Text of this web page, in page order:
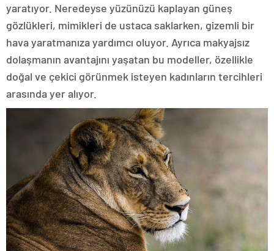
yaratıyor. Neredeyse yüzünüzü kaplayan güneş
gözlükleri, mimikleri de ustaca saklarken, gizemli bir
hava yaratmanıza yardımcı oluyor. Ayrıca makyajsız
dolaşmanın avantajını yaşatan bu modeller, özellikle
doğal ve çekici görünmek isteyen kadınların tercihleri
arasında yer alıyor.